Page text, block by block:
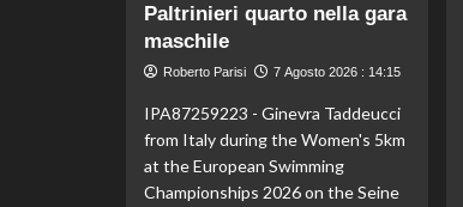
Paltrinieri quarto nella gara
maschile
Roberto Parisi 7 Agosto 2026 : 14:15
IPA87259223 - Ginevra Taddeucci
from Italy during the Women's 5km
at the European Swimming
Championships 2026 on the Seine